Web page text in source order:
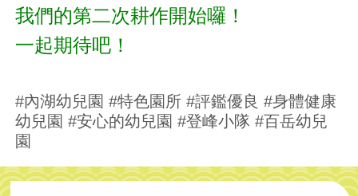
我們的第二次耕作開始囉！
一起期待吧！
#內湖幼兒園 #特色園所 #評鑑優良 #身體健康
幼兒園 #安心的幼兒園 #登峰小隊 #百岳幼兒
園